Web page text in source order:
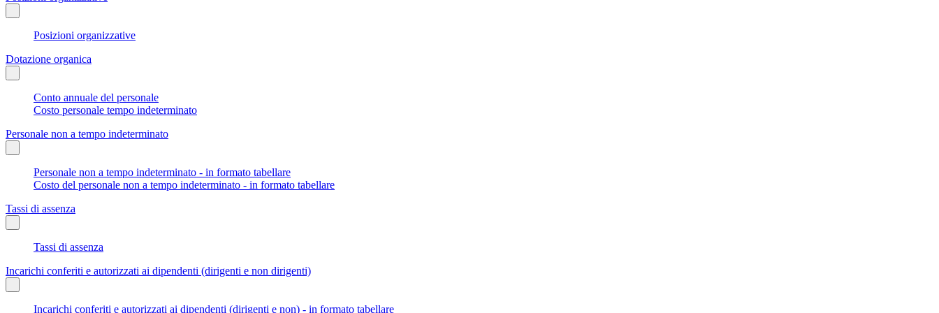
Posizioni organizzative
Dotazione organica
Conto annuale del personale
Costo personale tempo indeterminato
Personale non a tempo indeterminato
Personale non a tempo indeterminato - in formato tabellare
Costo del personale non a tempo indeterminato - in formato tabellare
Tassi di assenza
Tassi di assenza
Incarichi conferiti e autorizzati ai dipendenti (dirigenti e non dirigenti)
Incarichi conferiti e autorizzati ai dipendenti (dirigenti e non) - in formato tabellare